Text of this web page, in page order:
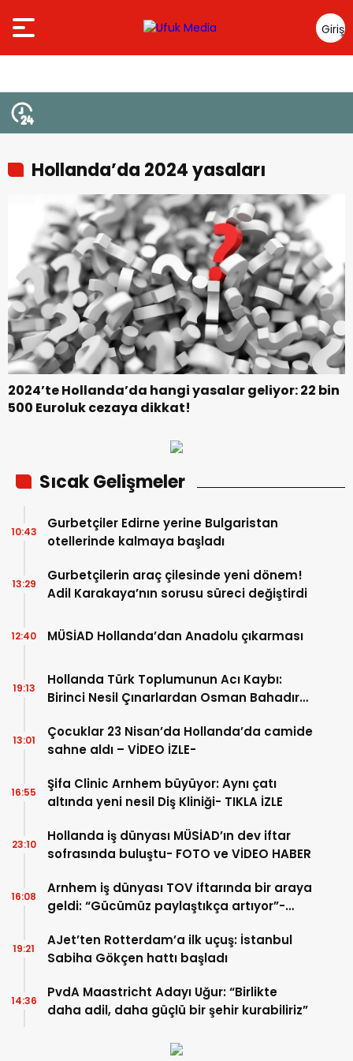
Giriş
Yap
Hollanda’da 2024 yasaları
2024’te Hollanda’da hangi yasalar geliyor: 22 bin
500 Euroluk cezaya dikkat!
Sıcak Gelişmeler
Gurbetçiler Edirne yerine Bulgaristan
otellerinde kalmaya başladı
10:43
Gurbetçilerin araç çilesinde yeni dönem!
Adil Karakaya’nın sorusu süreci değiştirdi
13:29
MÜSİAD Hollanda’dan Anadolu çıkarması
12:40
Hollanda Türk Toplumunun Acı Kaybı:
Birinci Nesil Çınarlardan Osman Bahadır
19:13
Çocuklar 23 Nisan’da Hollanda’da camide
sahne aldı – VİDEO İZLE-
13:01
Şifa Clinic Arnhem büyüyor: Aynı çatı
altında yeni nesil Diş Kliniği- TIKLA İZLE
16:55
Hollanda iş dünyası MÜSİAD’ın dev iftar
sofrasında buluştu- FOTO ve VİDEO HABER
23:10
Arnhem iş dünyası TOV iftarında bir araya
geldi: “Gücümüz paylaştıkça artıyor”-
16:08
AJet’ten Rotterdam’a ilk uçuş: İstanbul
Sabiha Gökçen hattı başladı
19:21
PvdA Maastricht Adayı Uğur: “Birlikte
daha adil, daha güçlü bir şehir kurabiliriz”
14:36